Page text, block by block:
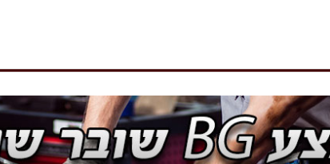
חשמל רכב
מצמד
מערכות מים
חידוש